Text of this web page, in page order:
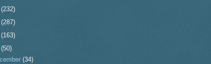
(232)
(287)
(163)
(50)
(34)